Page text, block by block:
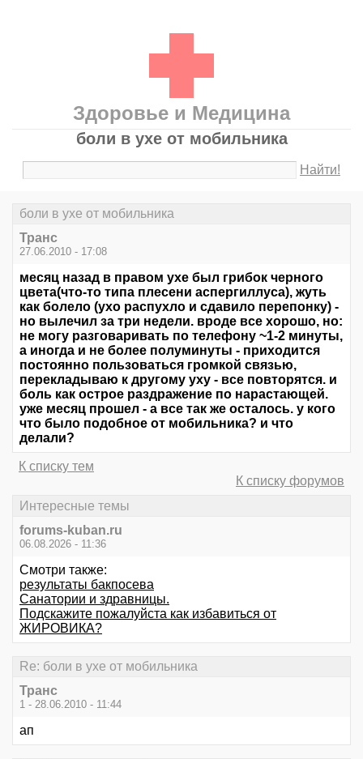
Здоровье и Медицина
боли в ухе от мобильника
Найти!
боли в ухе от мобильника
Транс
27.06.2010 - 17:08
месяц назад в правом ухе был грибок черного
цвета(что-то типа плесени аспергиллуса), жуть
как болело (ухо распухло и сдавило перепонку) -
но вылечил за три недели. вроде все хорошо, но:
не могу разговаривать по телефону ~1-2 минуты,
а иногда и не более полуминуты - приходится
постоянно пользоваться громкой связью,
перекладываю к другому уху - все повторятся. и
боль как острое раздражение по нарастающей.
уже месяц прошел - а все так же осталось. у кого
что было подобное от мобильника? и что
делали?
К списку тем
К списку форумов
Интересные темы
forums-kuban.ru
06.08.2026 - 11:36
Смотри также:
результаты бакпосева
Санатории и здравницы.
Подскажите пожалуйста как избавиться от
ЖИРОВИКА?
Re: боли в ухе от мобильника
Транс
1 - 28.06.2010 - 11:44
ап